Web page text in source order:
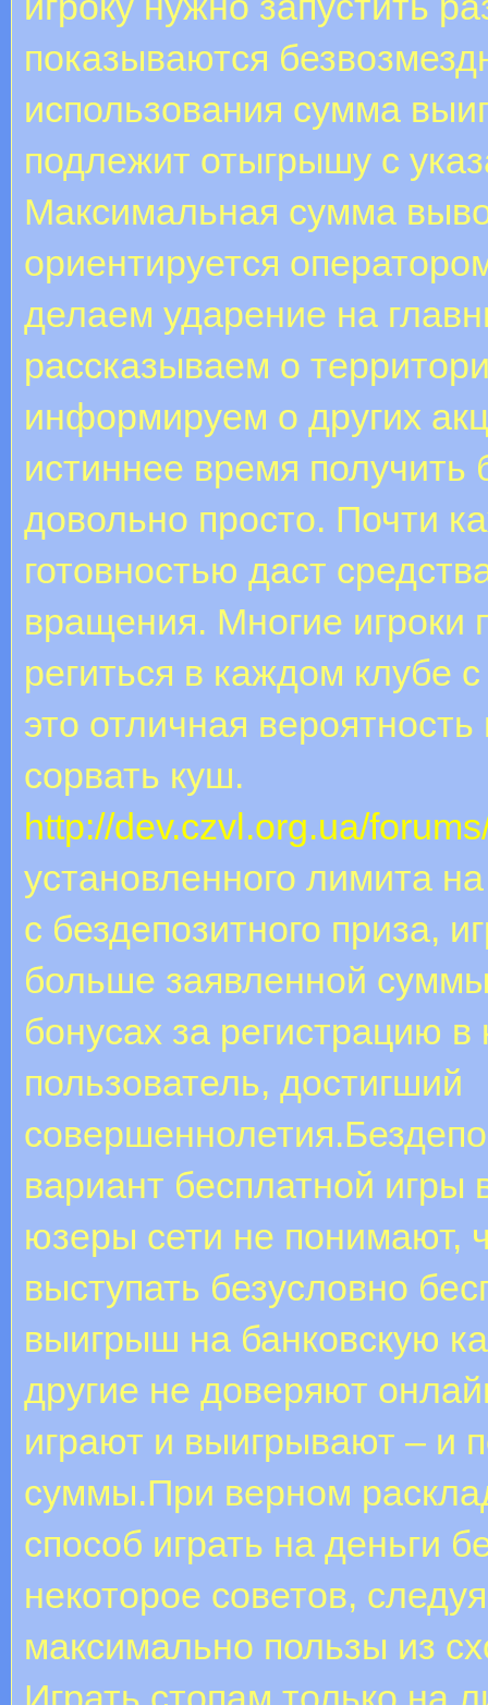
показываются
использования сумма
подлежит отыгрышу с
Максимальная сумма
ориентируется
делаем ударение на
рассказываем о
информируем о других
истиннее время получить
довольно просто. Почти
готовностью даст
вращения. Многие игроки
региться в каждом клубе
это отличная
сорвать куш.
http://dev.czvl.org.ua/
установленного лимита
с бездепозитного приза,
больше заявленной
бонусах за регистрацию
пользователь, достигший
вариант бесплатной
юзеры сети не понимают,
выступать безусловно
выигрыш на банковскую
другие не доверяют
играют и выигрывают – и
суммы.При верном
способ играть на деньги
некоторое советов,
максимально пользы из